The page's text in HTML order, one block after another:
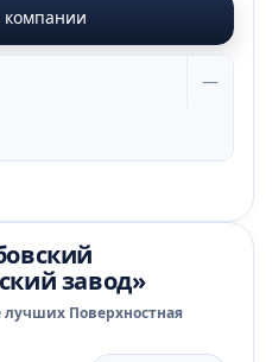
—
завод»
Поверхностная